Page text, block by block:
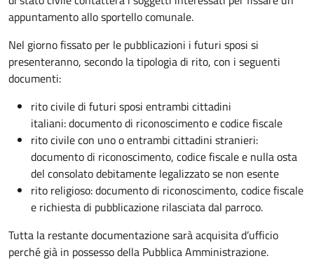
appuntamento allo sportello comunale.
Nel giorno fissato per le pubblicazioni i futuri sposi si
presenteranno, secondo la tipologia di rito, con i seguenti
documenti:
rito civile di futuri sposi entrambi cittadini
italiani: documento di riconoscimento e codice fiscale
rito civile con uno o entrambi cittadini stranieri:
documento di riconoscimento, codice fiscale e nulla osta
del consolato debitamente legalizzato se non esente
rito religioso: documento di riconoscimento, codice fiscale
e richiesta di pubblicazione rilasciata dal parroco.
Tutta la restante documentazione sarà acquisita d’ufficio
perché già in possesso della Pubblica Amministrazione.